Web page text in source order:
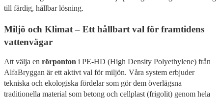
till färdig, hållbar lösning.
Miljö och Klimat – Ett hållbart val för framtidens
vattenvägar
Att välja en rörponton i PE-HD (High Density Polyethylene) från
AlfaBryggan är ett aktivt val för miljön. Våra system erbjuder
tekniska och ekologiska fördelar som gör dem överlägsna
traditionella material som betong och cellplast (frigolit) genom hela